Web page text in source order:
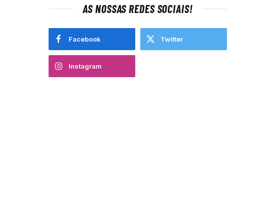
AS NOSSAS REDES SOCIAIS!
Facebook Twitter
Instagram